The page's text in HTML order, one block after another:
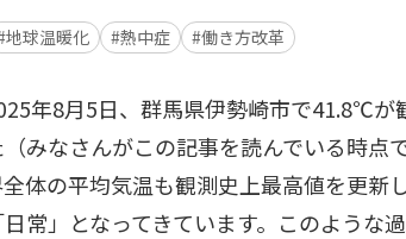
地球温暖化 #熱中症 #働き方改革
年8月5日、群馬県伊勢崎市で41.8℃が
みなさんがこの記事を読んでいる時点
体の平均気温も観測史上最高値を更新
常」となってきています。このような